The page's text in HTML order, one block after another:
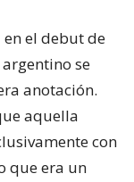
el debut de
se
anotación.
aquella
con
que era un